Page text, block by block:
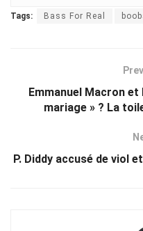
Tags: Bass For Real
Emmanuel Macron
mariage » ? La
P. Diddy accusé de viol